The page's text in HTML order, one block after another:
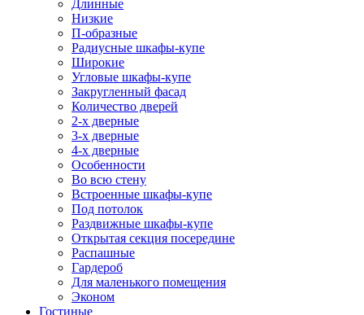
Длинные
Низкие
П-образные
Радиусные шкафы-купе
Широкие
Угловые шкафы-купе
Закругленный фасад
Количество дверей
2-х дверные
3-х дверные
4-х дверные
Особенности
Во всю стену
Встроенные шкафы-купе
Под потолок
Раздвижные шкафы-купе
Открытая секция посередине
Распашные
Гардероб
Для маленького помещения
Эконом
Гостиные